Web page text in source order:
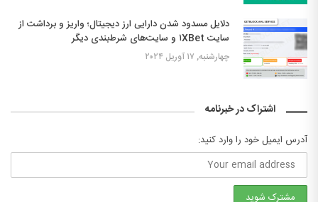
دلایل مسدود شدن دارایی ارز دیجیتال؛ واریز و برداشت از
سایت ۱XBet و سایت‌های شرط‌بندی دیگر
چهارشنبه, ۱۷ آوریل ۲۰۲۴
اشتراک در خبرنامه
آدرس ایمیل خود را وارد کنید: